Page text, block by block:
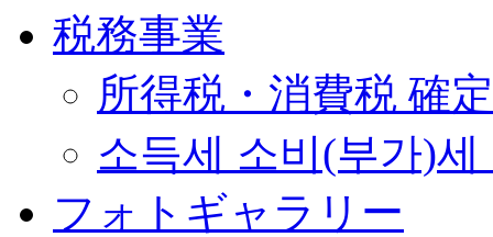
税務事業
所得税・消費税 確
소득세 소비(부가)
フォトギャラリー